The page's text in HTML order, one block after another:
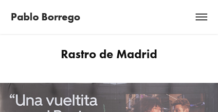
Pablo Borrego
Rastro de Madrid